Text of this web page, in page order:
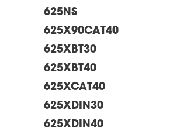
625NS
625X90CAT40
625XBT30
625XBT40
625XCAT40
625XDIN30
625XDIN40